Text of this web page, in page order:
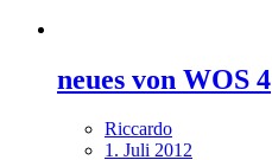
neues von WOS 4
Riccardo
1. Juli 2012